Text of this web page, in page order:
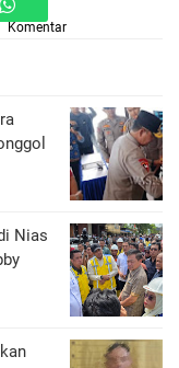
Komentar
Nias